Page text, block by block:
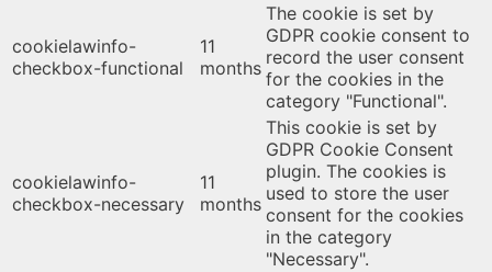
cookielawinfo-
checkbox-functional
11
months
The cookie is set by
GDPR cookie consent to
record the user consent
for the cookies in the
category "Functional".
cookielawinfo-
checkbox-necessary
11
months
This cookie is set by
GDPR Cookie Consent
plugin. The cookies is
used to store the user
consent for the cookies
in the category
"Necessary".